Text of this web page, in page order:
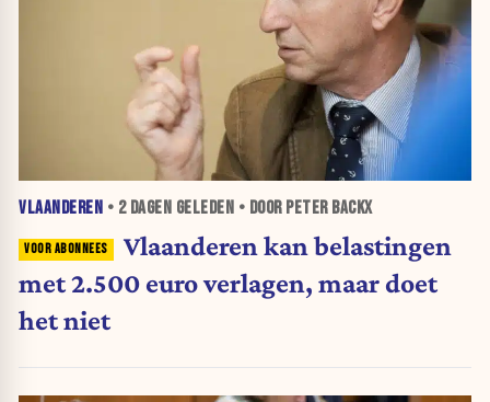
VLAANDEREN • 2 DAGEN GELEDEN • DOOR PETER BACKX
Vlaanderen kan belastingen
met 2.500 euro verlagen, maar doet
het niet